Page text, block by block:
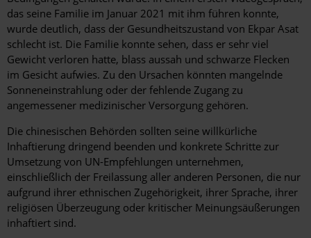
das seine Familie im Januar 2021 mit ihm führen konnte,
wurde deutlich, dass der Gesundheitszustand von Ekpar Asat
schlecht ist. Die Familie konnte sehen, dass er sehr viel
Gewicht verloren hatte, blass aussah und schwarze Flecken
im Gesicht aufwies. Zu den Ursachen könnten mangelnde
Sonneneinstrahlung oder der fehlende Zugang zu
angemessener medizinischer Versorgung gehören.
Die chinesischen Behörden sollten seine willkürliche
Inhaftierung dringend beenden und konkrete Schritte zur
Umsetzung von UN-Empfehlungen unternehmen,
einschließlich der Freilassung aller anderen Personen, die nur
aufgrund ihrer ethnischen Zugehörigkeit, ihrer Sprache, ihrer
religiösen Überzeugung oder kritischer Meinungsäußerungen
inhaftiert sind.